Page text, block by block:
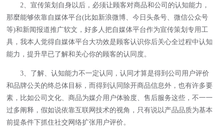
2、宣传策划自身以后，必须让顾客对商品和公司的认知能力，
那麼能够依靠自媒体平台(比如新浪微博、今日头条号、微信公众号
等)和新闻报道推广软文，好多人把自媒体平台作为宣传策划专用工
具，我本人觉得自媒体平台大功效是顾客认识你后关心全过程中认知
能力，提升早已了解和关心你的顾客的认同度。
3、了解、认知能力不一定认同，认同才算是得到公司用户评价
和品牌公关的终总体目标，而得到认同除开商品信息外，也有许多要
素，比如公司文化、商品为媒介用户体验度、售后服务这些，不一一
过多阐释，假如说依靠互联网技术的视角，只有说以产品品质为基本
前提条件下抓住社交网络扩张用户评价。